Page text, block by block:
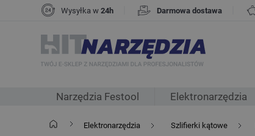
Wysyłka w24h Darmowa dostawa
Narzędzia Festool Elektronarzędzia
Elektronarzędzia Szlifierki kątowe